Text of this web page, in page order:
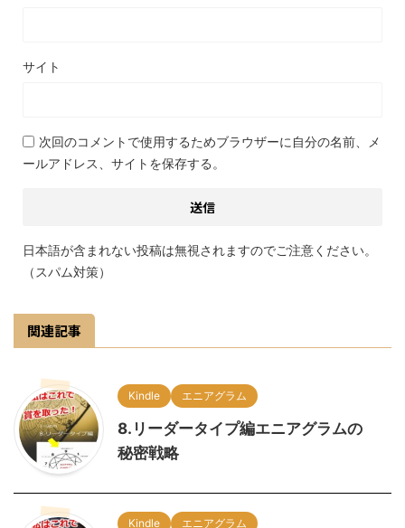
サイト
次回のコメントで使用するためブラウザーに自分の名前、メ
ールアドレス、サイトを保存する。
日本語が含まれない投稿は無視されますのでご注意ください。
（スパム対策）
関連記事
Kindle エニアグラム
8.リーダータイプ編エニアグラムの
秘密戦略
Kindle エニアグラム